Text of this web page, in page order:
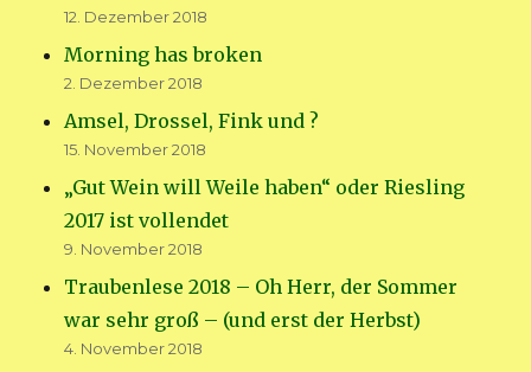
12. Dezember 2018
Morning has broken
2. Dezember 2018
Amsel, Drossel, Fink und ?
15. November 2018
„Gut Wein will Weile haben“ oder Riesling
2017 ist vollendet
9. November 2018
Traubenlese 2018 – Oh Herr, der Sommer
war sehr groß – (und erst der Herbst)
4. November 2018